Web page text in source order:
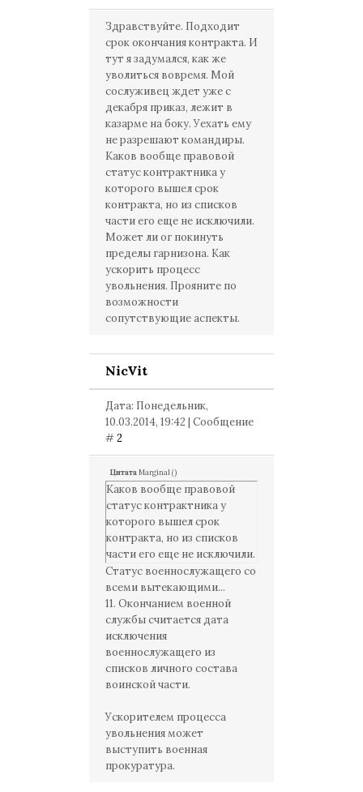
Здравствуйте. Подходит
срок окончания контракта. И
тут я задумался, как же
уволиться вовремя. Мой
сослуживец ждет уже с
декабря приказ, лежит в
казарме на боку. Уехать ему
не разрешают командиры.
Каков вообще правовой
статус контрактника у
которого вышел срок
контракта, но из списков
части его еще не исключили.
Может ли ог покинуть
пределы гарнизона. Как
ускорить процесс
увольнения. Прояните по
возможности
сопутствующие аспекты.
NicVit
Дата: Понедельник,
10.03.2014, 19:42 | Сообщение
#2
ЦитатаMarginal()
Каков вообще правовой
статус контрактника у
которого вышел срок
контракта, но из списков
части его еще не исключили.
Статус военнослужащего со
всеми вытекающими...
11. Окончанием военной
службы считается дата
исключения
военнослужащего из
списков личного состава
воинской части.
Ускорителем процесса
увольнения может
выступить военная
прокуратура.